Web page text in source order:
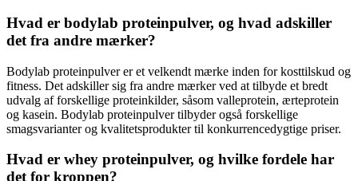
Hvad er bodylab proteinpulver, og hvad adskiller
det fra andre mærker?
Bodylab proteinpulver er et velkendt mærke inden for kosttilskud og
fitness. Det adskiller sig fra andre mærker ved at tilbyde et bredt
udvalg af forskellige proteinkilder, såsom valleprotein, ærteprotein
og kasein. Bodylab proteinpulver tilbyder også forskellige
smagsvarianter og kvalitetsprodukter til konkurrencedygtige priser.
Hvad er whey proteinpulver, og hvilke fordele har
det for kroppen?